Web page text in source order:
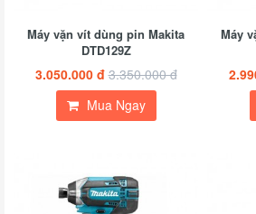
Máy vặn vít dùng pin Makita
DTD129Z
3.050.000 đ 3.350.000 đ
Mua Ngay
Máy